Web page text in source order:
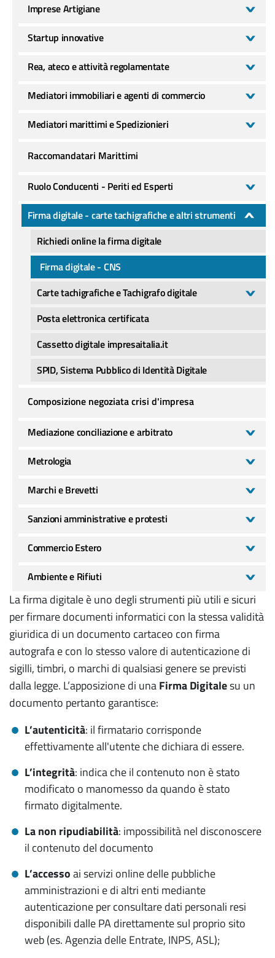
La firma digitale è uno degli strumenti più utili e sicuri
per firmare documenti informatici con la stessa validità
giuridica di un documento cartaceo con firma
autografa e con lo stesso valore di autenticazione di
sigilli, timbri, o marchi di qualsiasi genere se previsti
dalla legge. L’apposizione di unaFirma Digitalesu un
documento pertanto garantisce:
L’autenticità: il firmatario corrisponde
effettivamente all'utente che dichiara di essere.
L’integrità: indica che il contenuto non è stato
modificato o manomesso da quando è stato
firmato digitalmente.
La non ripudiabilità: impossibilità nel disconoscere
il contenuto del documento
L’accessoai servizi online delle pubbliche
amministrazioni e di altri enti mediante
autenticazione per consultare dati personali resi
disponibili dalle PA direttamente sul proprio sito
web (es. Agenzia delle Entrate, INPS, ASL);
Imprese Artigiane
Startup innovative
Rea, ateco e attività regolamentate
Mediatori immobiliari e agenti di commercio
Mediatori marittimi e Spedizionieri
Raccomandatari Marittimi
Ruolo Conducenti - Periti ed Esperti
Firma digitale - carte tachigrafiche e altri strumenti
Richiedi online la firma digitale
Firma digitale - CNS
Carte tachigrafiche e Tachigrafo digitale
Posta elettronica certificata
Cassetto digitale impresaitalia.it
SPID, Sistema Pubblico di Identità Digitale
Composizione negoziata crisi d'impresa
Mediazione conciliazione e arbitrato
Metrologia
Marchi e Brevetti
Sanzioni amministrative e protesti
Commercio Estero
Ambiente e Rifiuti